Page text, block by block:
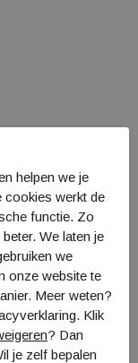
helpen we je
cookies werkt de
functie. Zo
We laten je
we
onze website te
Meer weten?
Klik
? Dan
je zelf bepalen